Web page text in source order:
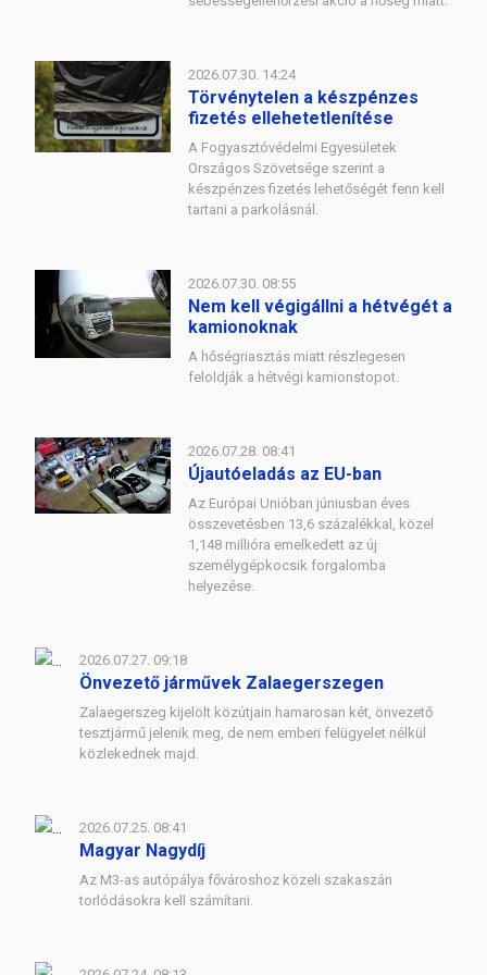
2026.07.30. 14:24
Törvénytelen a készpénzes
fizetés ellehetetlenítése
A Fogyasztóvédelmi Egyesületek
Országos Szövetsége szerint a
készpénzes fizetés lehetőségét fenn kell
tartani a parkolásnál.
2026.07.30. 08:55
Nem kell végigállni a hétvégét a
kamionoknak
A hőségriasztás miatt részlegesen
feloldják a hétvégi kamionstopot.
2026.07.28. 08:41
Újautóeladás az EU-ban
Az Európai Unióban júniusban éves
összevetésben 13,6 százalékkal, közel
1,148 millióra emelkedett az új
személygépkocsik forgalomba
helyezése.
2026.07.27. 09:18
Önvezető járművek Zalaegerszegen
Zalaegerszeg kijelölt közútjain hamarosan két, önvezető
tesztjármű jelenik meg, de nem emberi felügyelet nélkül
közlekednek majd.
2026.07.25. 08:41
Magyar Nagydíj
Az M3-as autópálya fővároshoz közeli szakaszán
torlódásokra kell számítani.